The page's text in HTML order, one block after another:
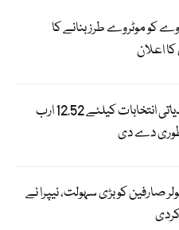
کو موٹروے طرز بنانے کا
اعلان
پنجاب حکومت نے بلدیاتی انتخابات کیلئے 12.52 ارب
دے دی
صارفین کو بڑی سہولت، نیپرا نے